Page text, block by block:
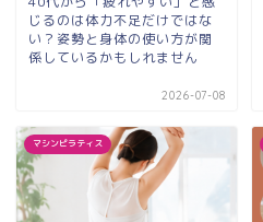
じるのは体力不足だけではな
い？姿勢と身体の使い方が関
係しているかもしれません
2026-07-08
マシンピラティス